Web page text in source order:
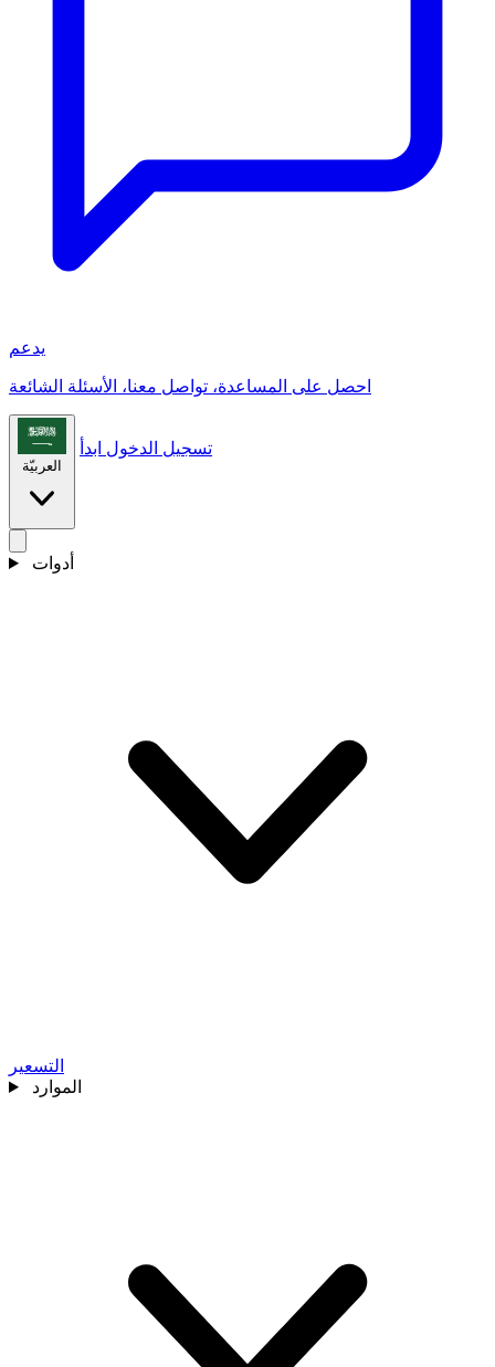
يدعم
احصل على المساعدة، تواصل معنا، الأسئلة الشائعة
العربيّة
تسجيل الدخول ابدأ
أدوات
التسعير
الموارد